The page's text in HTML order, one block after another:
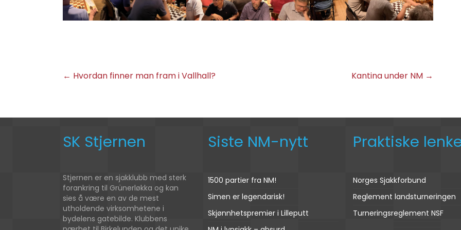
← Hvordan finner man fram i Vallhall? Kantina under NM →
SK Stjernen
Stjernen er en sjakklubb med sterk
forankring til Grünerløkka og kan
sies å være en av de mest
utholdende virksomhetene i
bydelens gatebilde. Klubbens
Siste NM-nytt
1500 partier fra NM!
Simen er legendarisk!
Skjønnhetspremier i Lilleputt
Praktiske
Norges Sjakkforbund
Reglement landsturneringen
Turneringsreglement NSF